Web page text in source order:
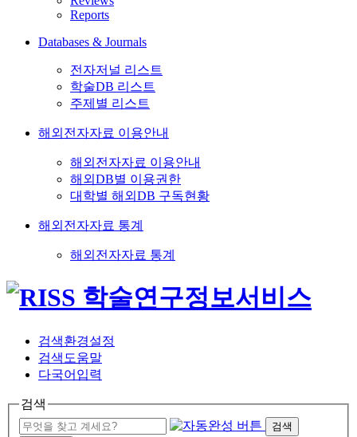
Reports
Databases & Journals
전자저널 리스트
학술DB 리스트
주제별 리스트
해외전자자료 이용안내
해외전자자료 이용안내
해외DB별 이용권한
대학별 해외DB 구독현황
해외전자자료 통계
해외전자자료 통계
검색환경설정
검색도움말
다국어입력
검색
검색